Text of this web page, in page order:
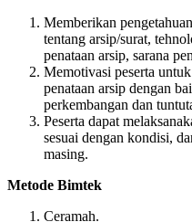
Memberikan
tentang arsip/surat,
penataan arsip, sarana
Memotivasi peserta
penataan arsip dengan
perkembangan dan
Peserta dapat
sesuai dengan kondisi,
masing.
Metode Bimtek
Ceramah.